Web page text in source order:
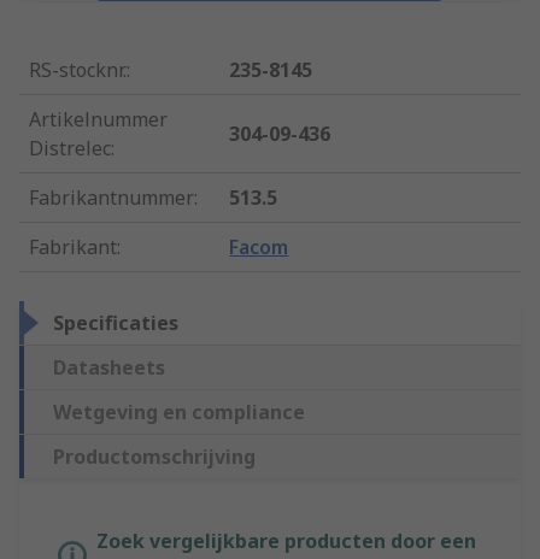
RS-stocknr.:
235-8145
Artikelnummer
Distrelec:
304-09-436
Fabrikantnummer:
513.5
Fabrikant: Facom
Specificaties
Datasheets
Wetgeving en compliance
Productomschrijving
Zoek vergelijkbare producten door een